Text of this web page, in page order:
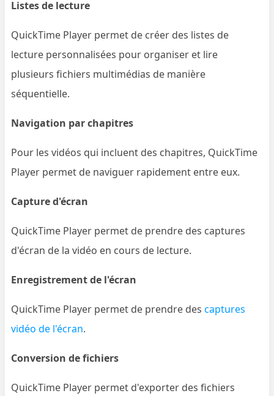
Listes de lecture
QuickTime Player permet de créer des listes de
lecture personnalisées pour organiser et lire
plusieurs fichiers multimédias de manière
séquentielle.
Navigation par chapitres
Pour les vidéos qui incluent des chapitres, QuickTime
Player permet de naviguer rapidement entre eux.
Capture d'écran
QuickTime Player permet de prendre des captures
d'écran de la vidéo en cours de lecture.
Enregistrement de l'écran
QuickTime Player permet de prendre descaptures
vidéo de l'écran.
Conversion de fichiers
QuickTime Player permet d'exporter des fichiers